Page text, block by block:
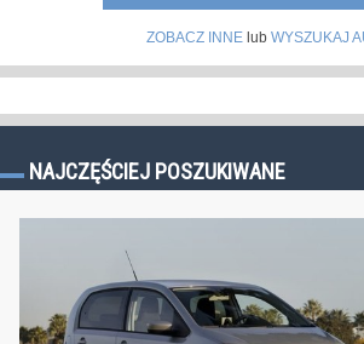
ZOBACZ INNElub WYSZUKAJ
NAJCZĘŚCIEJ POSZUKIWANE